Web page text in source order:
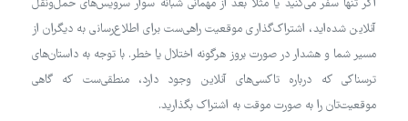
اگر تنها سفر می‌کنید یا مثلاً بعد از مهمانی شبانه سوار سرویس‌های حمل‌ونقل
آنلاین شده‌اید، اشتراک‌گذاری موقعیت راهی‌ست برای اطلاع‌رسانی به دیگران از
مسیر شما و هشدار در صورت بروز هرگونه اختلال یا خطر. با توجه به داستان‌های
ترسناکی که درباره تاکسی‌های آنلاین وجود دارد، منطقی‌ست که گاهی
موقعیت‌تان را به صورت موقت به اشتراک بگذارید.